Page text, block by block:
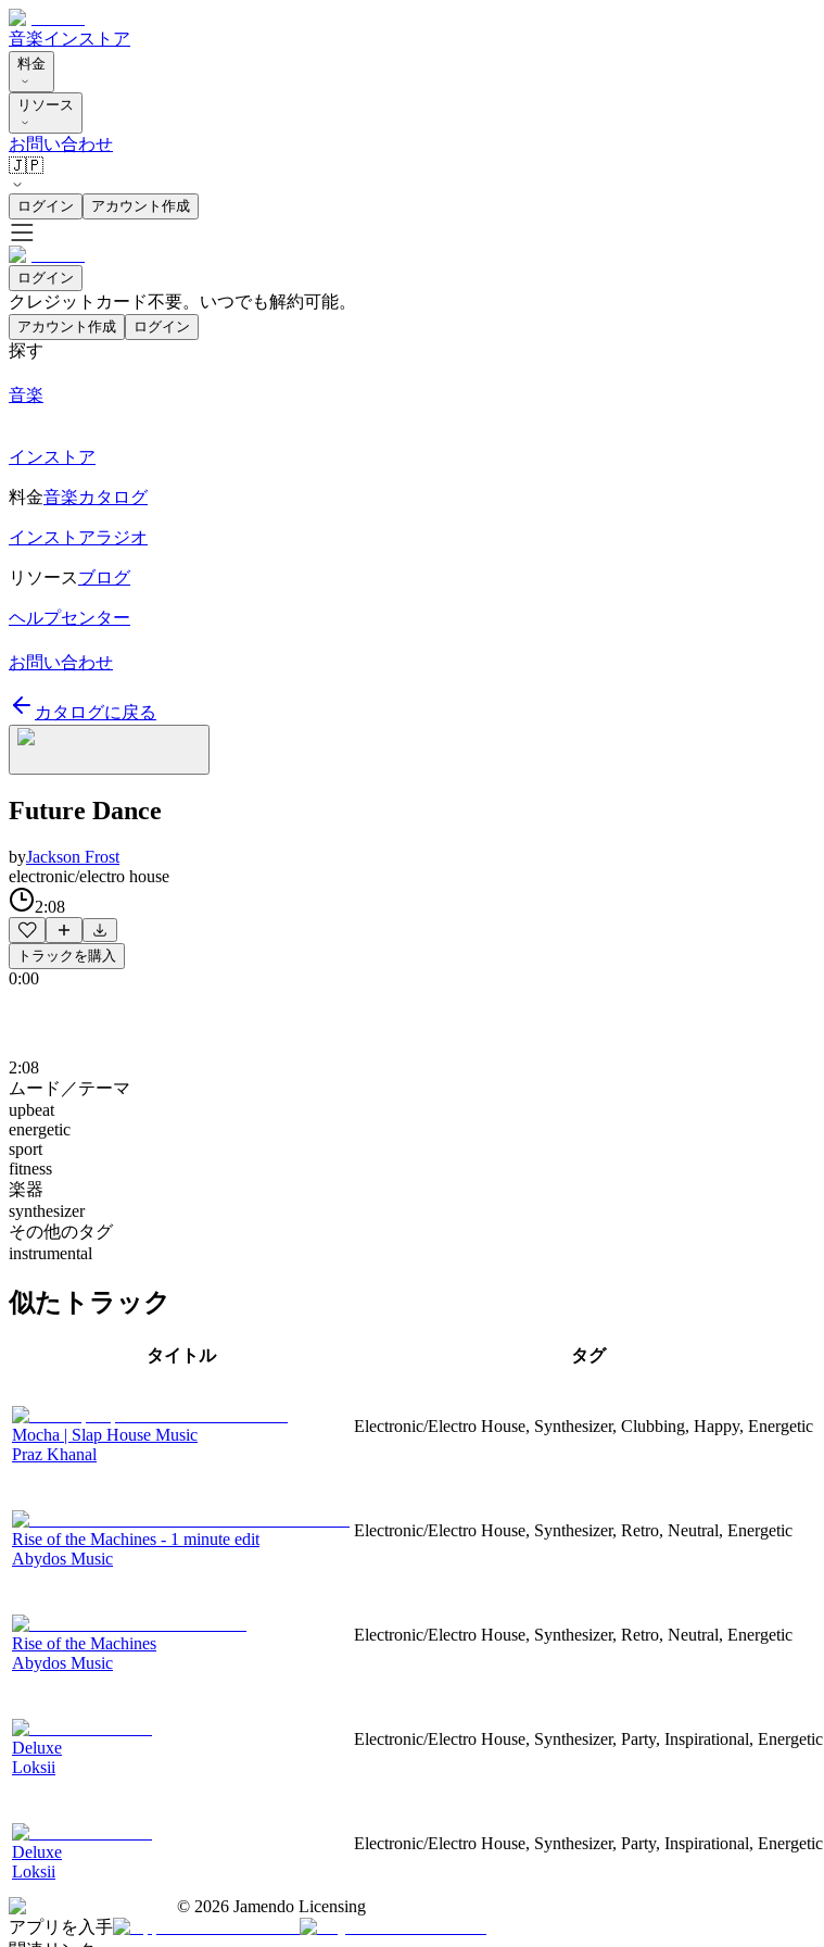
音楽インストア
料金
リソース
お問い合わせ
🇯🇵
ログイン アカウント作成
ログイン
クレジットカード不要。いつでも解約可能。
アカウント作成 ログイン
探す
音楽
インストア
料金音楽カタログ
インストアラジオ
リソースブログ
ヘルプセンター
お問い合わせ
カタログに戻る
Future Dance
byJackson Frost
electronic/electro house
2:08
トラックを購入
0:00
2:08
ムード／テーマ
upbeat
energetic
sport
fitness
楽器
synthesizer
その他のタグ
instrumental
似たトラック
タイトル タグ
Mocha | Slap House Music
Praz Khanal
Electronic/Electro House, Synthesizer, Clubbing, Happy, Energetic
Rise of the Machines - 1 minute edit
Abydos Music
Electronic/Electro House, Synthesizer, Retro, Neutral, Energetic
Rise of the Machines
Abydos Music
Electronic/Electro House, Synthesizer, Retro, Neutral, Energetic
Deluxe
Loksii
Electronic/Electro House, Synthesizer, Party, Inspirational, Energetic
Deluxe
Loksii
Electronic/Electro House, Synthesizer, Party, Inspirational, Energetic
© 2026 Jamendo Licensing
アプリを入手